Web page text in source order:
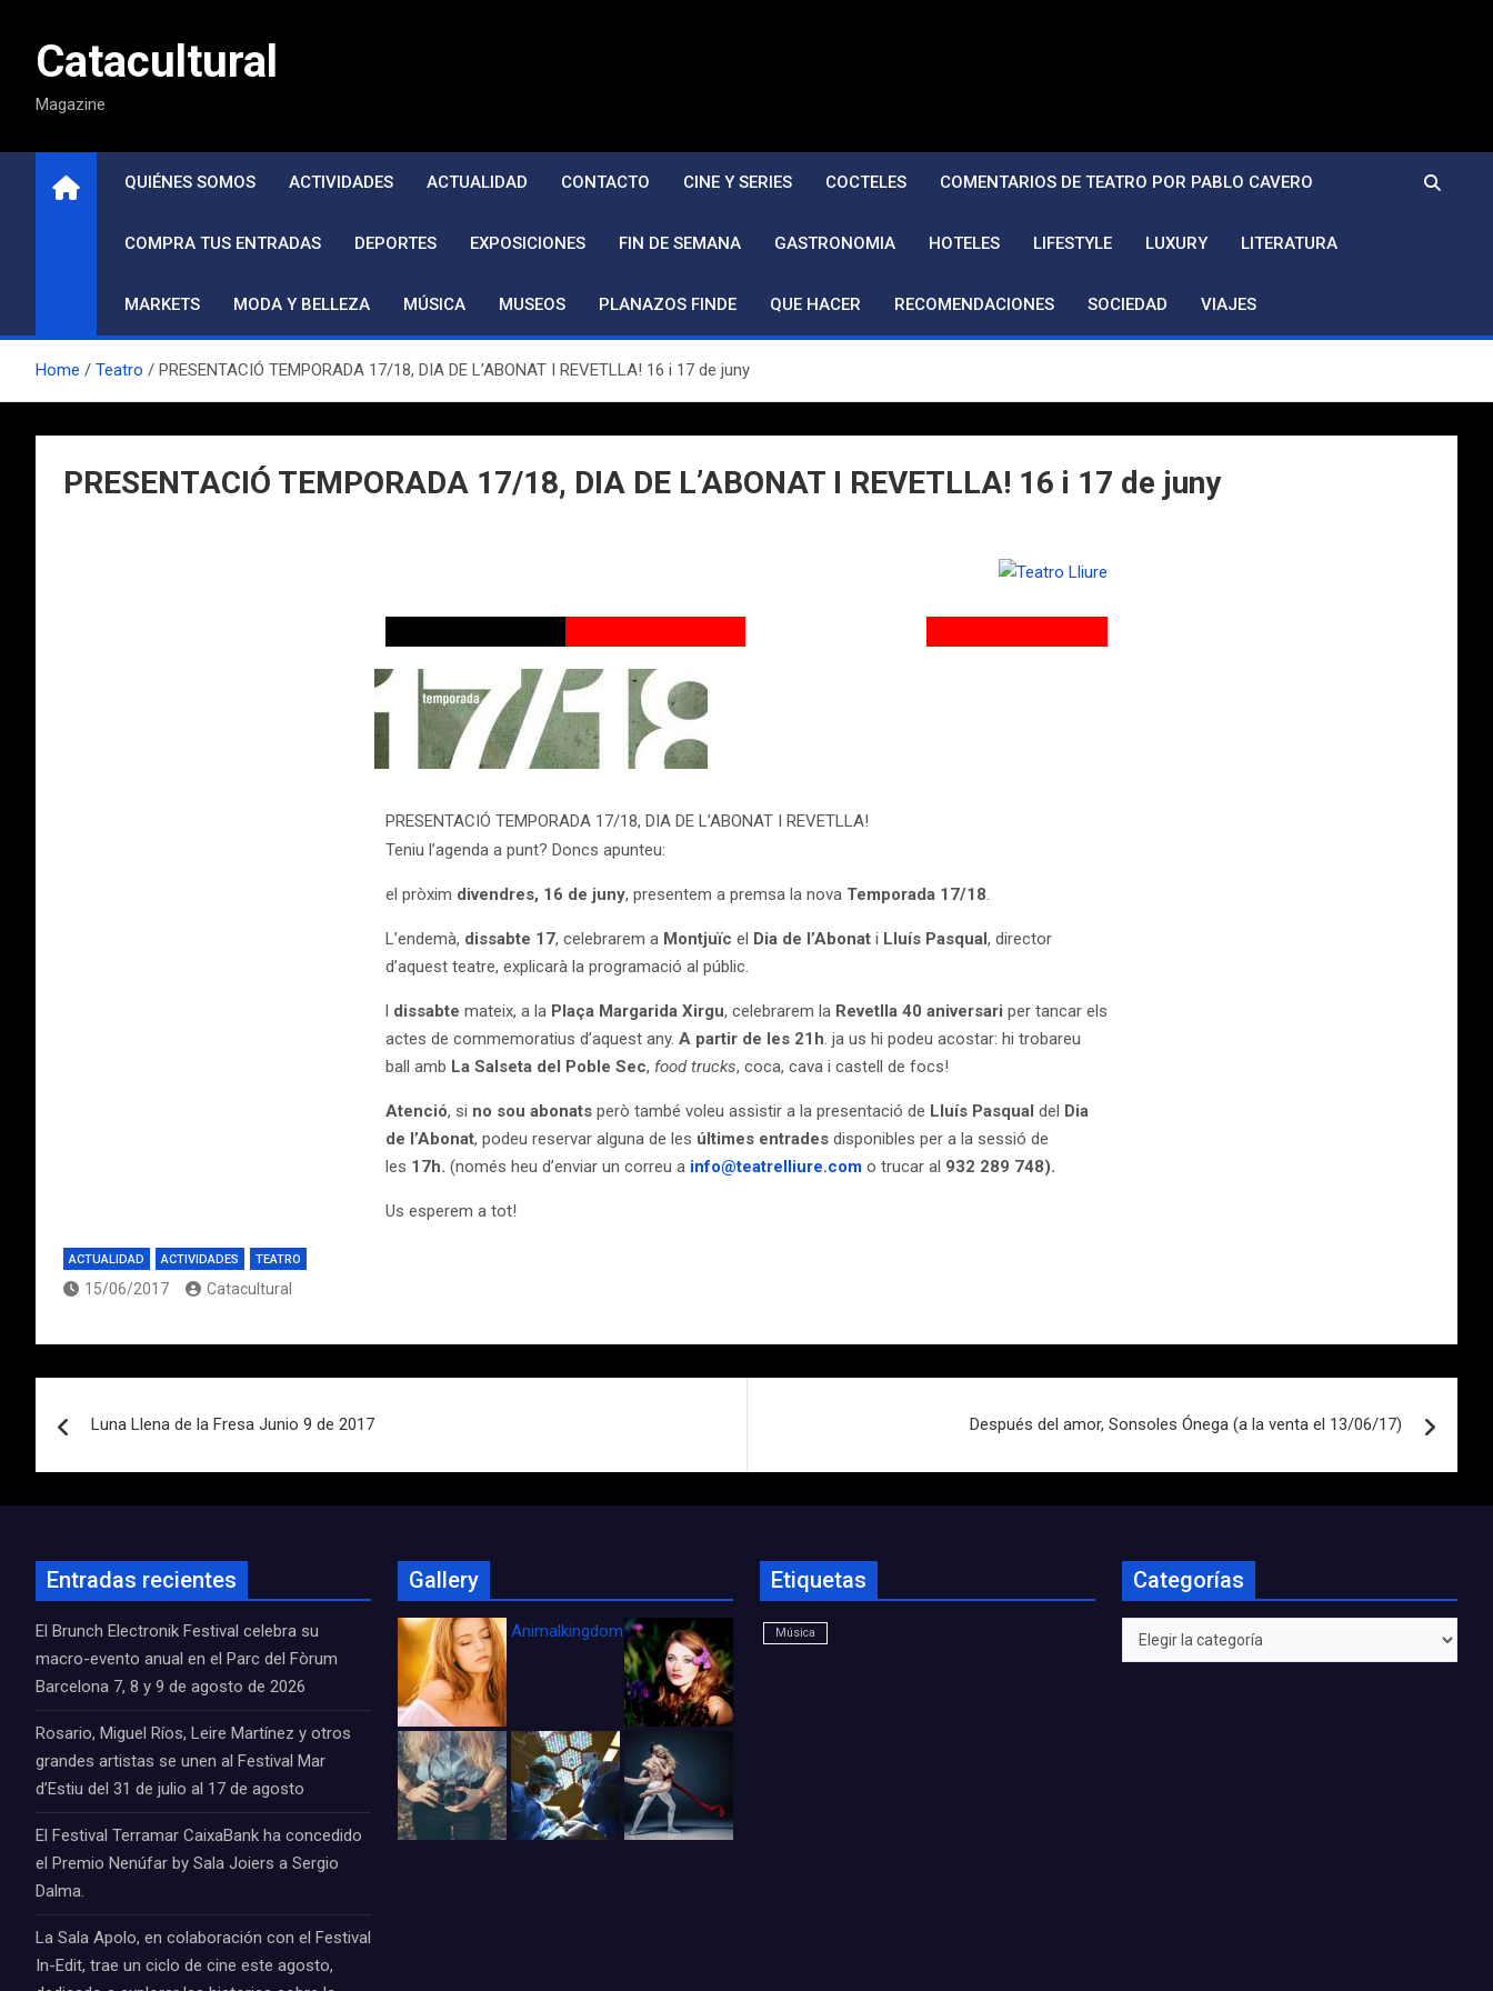
contenidoCatacultural
Magazine
QUIÉNES SOMOS ACTIVIDADES ACTUALIDAD CONTACTO CINE Y SERIES COCTELES COMENTARIOS DE TEATRO POR PABLO CAVERO
COMPRA TUS ENTRADAS DEPORTES EXPOSICIONES FIN DE SEMANA GASTRONOMIA HOTELES LIFESTYLE LUXURY LITERATURA
MARKETS MODA Y BELLEZA MÚSICA MUSEOS PLANAZOS FINDE QUE HACER RECOMENDACIONES SOCIEDAD VIAJES
Home Teatro PRESENTACIÓ TEMPORADA 17/18, DIA DE L’ABONAT I REVETLLA! 16 i 17 de juny
PRESENTACIÓ TEMPORADA 17/18, DIA DE L’ABONAT I REVETLLA! 16 i 17 de juny
PRESENTACIÓ TEMPORADA 17/18, DIA DE L’ABONAT I REVETLLA!
Teniu l’agenda a punt? Doncs apunteu:
el pròxim divendres, 16 de juny, presentem a premsa la nova Temporada 17/18.
L’endemà, dissabte 17, celebrarem a Montjuïc el Dia de l’Abonat i Lluís Pasqual, director
d’aquest teatre, explicarà la programació al públic.
l dissabte mateix, a la Plaça Margarida Xirgu, celebrarem la Revetlla 40 aniversari per tancar els
actes de commemoratius d’aquest any. A partir de les 21h. ja us hi podeu acostar: hi trobareu
ball amb La Salseta del Poble Sec, food trucks, coca, cava i castell de focs!
Atenció, si no sou abonats però també voleu assistir a la presentació de Lluís Pasqual del Dia
de l’Abonat, podeu reservar alguna de les últimes entrades disponibles per a la sessió de
les 17h. (només heu d’enviar un correu a info@teatrelliure.com o trucar al 932 289 748).
Us esperem a tot!
ACTUALIDAD ACTIVIDADES TEATRO
15/06/2017 Catacultural
de
Luna Llena de la Fresa Junio 9 de 2017 Después del amor, Sonsoles Ónega (a la venta el 13/06/17)
Entradas recientes
El Brunch Electronik Festival celebra su
macro-evento anual en el Parc del Fòrum
Barcelona 7, 8 y 9 de agosto de 2026
Rosario, Miguel Ríos, Leire Martínez y otros
grandes artistas se unen al Festival Mar
d’Estiu del 31 de julio al 17 de agosto
El Festival Terramar CaixaBank ha concedido
el Premio Nenúfar by Sala Joiers a Sergio
Dalma.
La Sala Apolo, en colaboración con el Festival
In-Edit, trae un ciclo de cine este agosto,
Gallery
Animalkingdom_FichaCine
Etiquetas
Música
Categorías
Categorías